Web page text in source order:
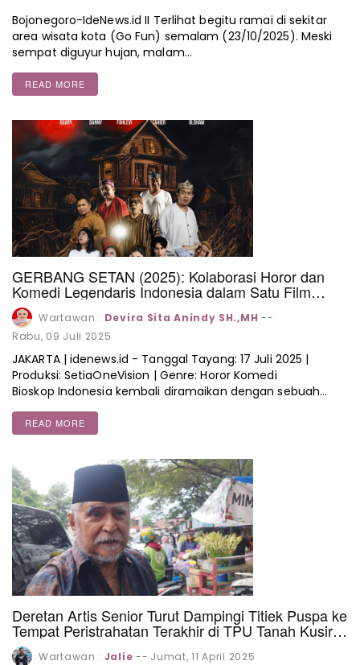
Bojonegoro-IdeNews.id II Terlihat begitu ramai di sekitar
area wisata kota (Go Fun) semalam (23/10/2025). Meski
sempat diguyur hujan, malam…
READ MORE
GERBANG SETAN (2025): Kolaborasi Horor dan
Komedi Legendaris Indonesia dalam Satu Film
Spektakuler
Wartawan : Devira Sita Anindy SH.,MH --
Rabu, 09 Juli 2025
JAKARTA | idenews.id - Tanggal Tayang: 17 Juli 2025 |
Produksi: SetiaOneVision | Genre: Horor Komedi
Bioskop Indonesia kembali diramaikan dengan sebuah…
READ MORE
Deretan Artis Senior Turut Dampingi Titiek Puspa ke
Tempat Peristrahatan Terakhir di TPU Tanah Kusir
Jakarta Selatan
Wartawan : Jalie -- Jumat, 11 April 2025